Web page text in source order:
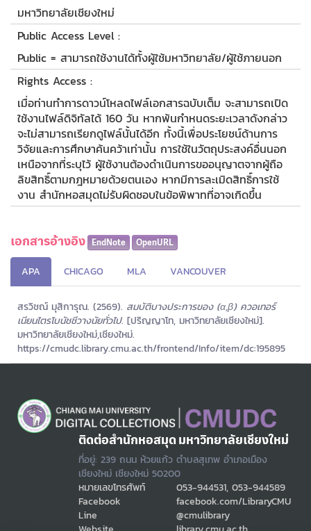
มหาวิทยาลัยเชียงใหม่
Public Access Level :
Public = สามารถใช้งานได้ทั้งผู้ใช้มหาวิทยาลัย/ผู้ใช้ภายนอก
Rights Access :
เมื่อท่านทำการดาวน์โหลดไฟล์เอกสารฉบับเต็ม จะสามารถเปิด
ใช้งานไฟล์ดิจิทัลได้ 160 วัน หากพ้นกำหนดระยะเวลาดังกล่าว
จะไม่สามารถเรียกดูไฟล์นั้นได้อีก ทั้งนี้เพื่อประโยชน์ด้านการ
วิจัยและการศึกษาค้นคว้าเท่านั้น การใช้ในวัตถุประสงค์อื่นนอก
เหนือจากที่ระบุไว้ ผู้ใช้งานต้องดำเนินการขออนุญาตจากผู้ถือ
ลิขสิทธิ์ตามกฎหมายด้วยตนเอง หากมีการละเมิดสิทธิ์การใช้
งาน สำนักหอสมุดไม่รับผิดชอบในข้อพิพาทที่อาจเกิดขึ้น
เอกสารอ้างอิง EndNote OpenURL
APA CHICAGO MLA VANCOUVER
สรวิชณ์ มุสิการุณ. (2569). สมบัติบางประการของ (α,β) ควอเทอร์
เนียนไตรโบนัชชีวางนัยทั่วไป. [ปริญญาโท, มหาวิทยาลัยเชียงใหม่].
มหาวิทยาลัยเชียงใหม่,เชียงใหม่.
https://cmudc.library.cmu.ac.th/frontend/Info/item/dc:195895
ติดต่อสำนักหอสมุด มหาวิทยาลัยเชียงใหม่
ที่อยู่: 239 ถนน ห้วยแก้ว ตำบลสุเทพ อำเภอเมือง
เชียงใหม่ เชียงใหม่ 50200
หมายเลขโทรศัพท์ 053-944531, 053-944589
Facebook
facebook.com/LibraryCMU
Line
@cmulibrary